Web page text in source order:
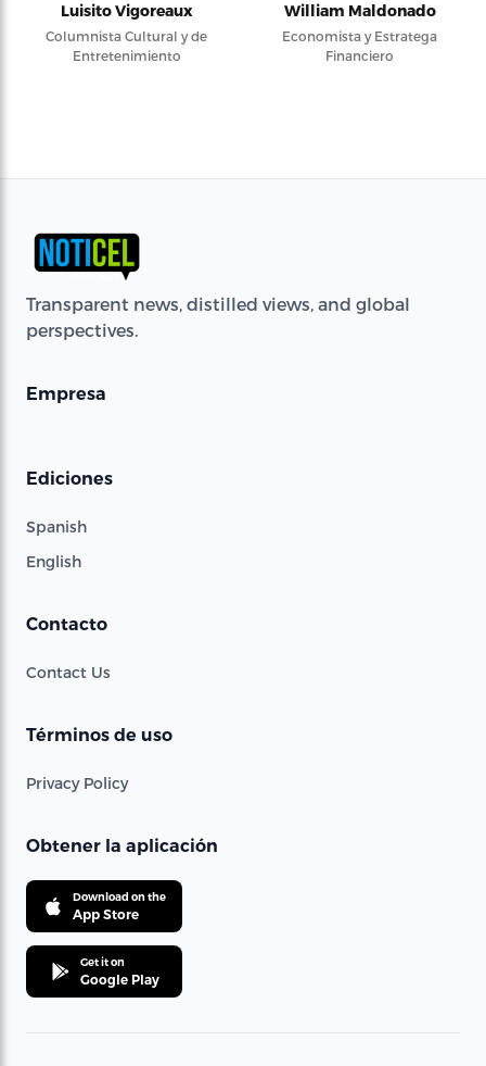
Luisito Vigoreaux
Columnista Cultural y de
Entretenimiento
William Maldonado
Economista y Estratega
Financiero
Transparent news, distilled views, and global
perspectives.
Empresa
Ediciones
Spanish
English
Contacto
Contact Us
Términos de uso
Privacy Policy
Obtener la aplicación
Download on the
App Store
Get it on
Google Play